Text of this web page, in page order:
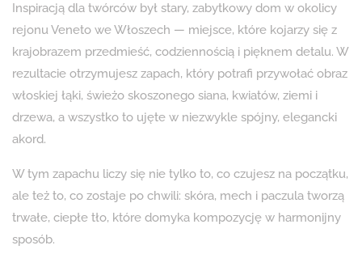
Inspiracją dla twórców był stary, zabytkowy dom w okolicy
rejonu Veneto we Włoszech — miejsce, które kojarzy się z
krajobrazem przedmieść, codziennością i pięknem detalu. W
rezultacie otrzymujesz zapach, który potrafi przywołać obraz
włoskiej łąki, świeżo skoszonego siana, kwiatów, ziemi i
drzewa, a wszystko to ujęte w niezwykle spójny, elegancki
akord.
W tym zapachu liczy się nie tylko to, co czujesz na początku,
ale też to, co zostaje po chwili: skóra, mech i paczula tworzą
trwałe, ciepłe tło, które domyka kompozycję w harmonijny
sposób.